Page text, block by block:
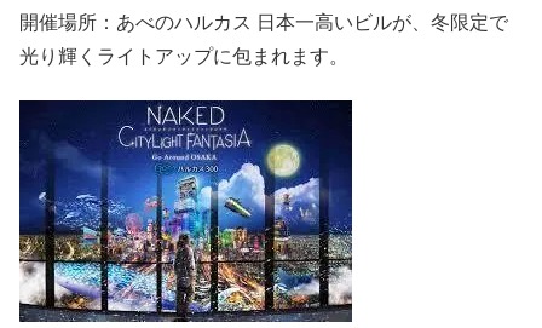
開催場所：あべのハルカス 日本一高いビルが、冬限定で
光り輝くライトアップに包まれます。